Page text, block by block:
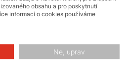
odběru novinek při registraci.
velice příjemnou
obsahu a pro poskytnutí
informací o cookies používáme
Ne, uprav